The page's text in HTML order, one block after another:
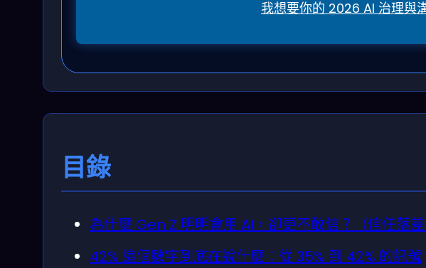
我想要你的 2026 AI 治理與
目錄
為什麼 Gen Z 明明會用 AI，卻更不敢信？（信任落差
42% 這個數字到底在說什麼：從 35% 到 42% 的訊號